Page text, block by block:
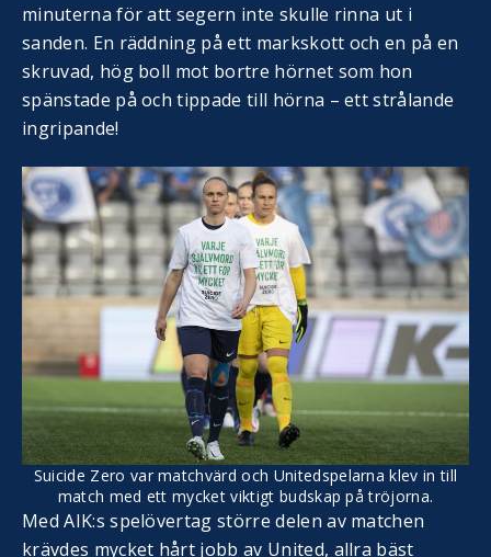
minuterna för att segern inte skulle rinna ut i
sanden. En räddning på ett markskott och en på en
skruvad, hög boll mot bortre hörnet som hon
spänstade på och tippade till hörna – ett strålande
ingripande!
Suicide Zero var matchvärd och Unitedspelarna klev in till
match med ett mycket viktigt budskap på tröjorna.
Med AIK:s spelövertag större delen av matchen
krävdes mycket hårt jobb av United, allra bäst